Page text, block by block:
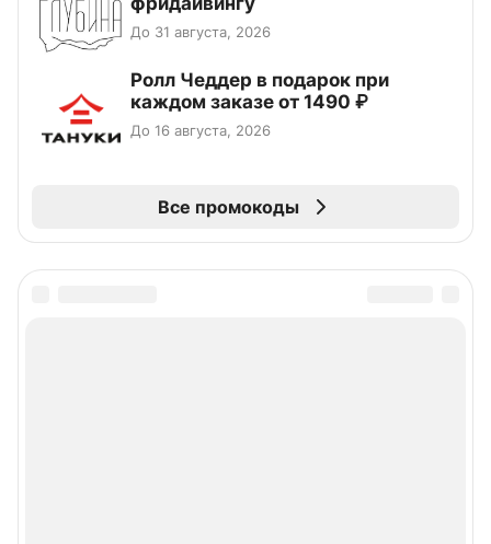
До 31 августа, 2026
Ролл Чеддер в подарок при
каждом заказе от 1490 ₽
До 16 августа, 2026
Все промокоды